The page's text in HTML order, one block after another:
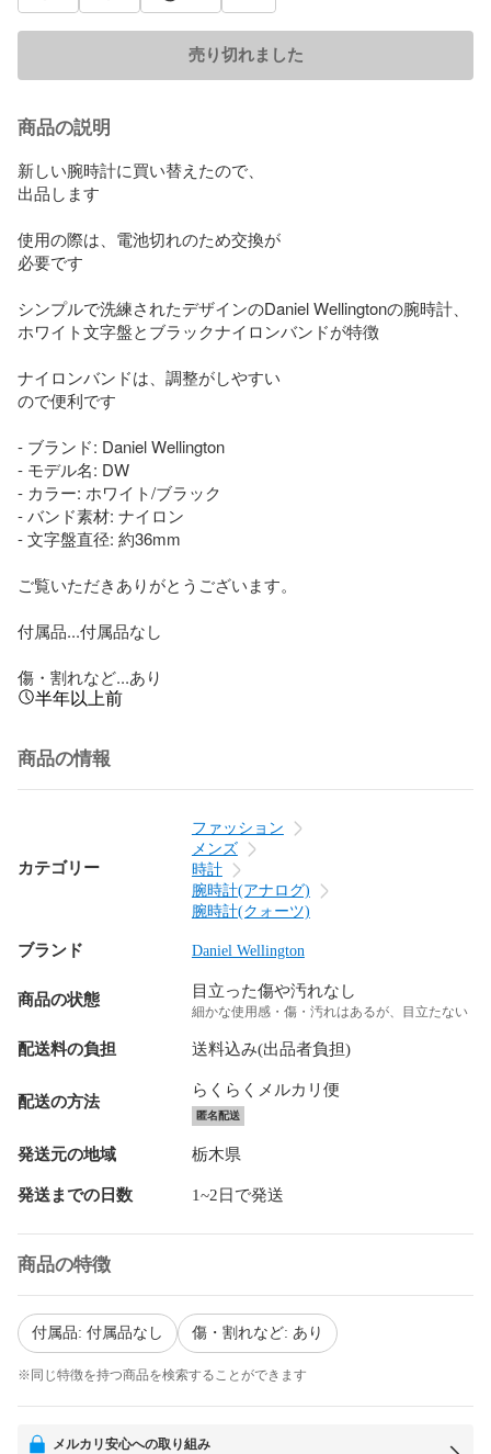
売り切れました
商品の説明
新しい腕時計に買い替えたので、
出品します
使用の際は、電池切れのため交換が
必要です
シンプルで洗練されたデザインのDaniel Wellingtonの腕時計、
ホワイト文字盤とブラックナイロンバンドが特徴
ナイロンバンドは、調整がしやすい
ので便利です
- ブランド: Daniel Wellington
- モデル名: DW
- カラー: ホワイト/ブラック
- バンド素材: ナイロン
- 文字盤直径: 約36mm
ご覧いただきありがとうございます。
付属品...付属品なし
傷・割れなど...あり
半年以上前
商品の情報
カテゴリー
ファッション
メンズ
時計
腕時計(アナログ)
腕時計(クォーツ)
ブランド Daniel Wellington
商品の状態 目立った傷や汚れなし
細かな使用感・傷・汚れはあるが、目立たない
配送料の負担 送料込み(出品者負担)
配送の方法
らくらくメルカリ便
匿名配送
発送元の地域 栃木県
発送までの日数 1~2日で発送
商品の特徴
付属品: 付属品なし 傷・割れなど: あり
※同じ特徴を持つ商品を検索することができます
メルカリ安心への取り組み